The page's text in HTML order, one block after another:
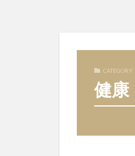
CATEGORY
健康